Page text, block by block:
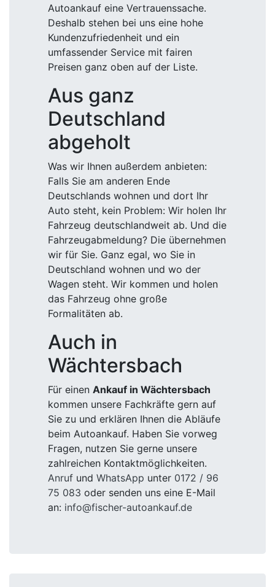
Autoankauf eine Vertrauenssache.
Deshalb stehen bei uns eine hohe
Kundenzufriedenheit und ein
umfassender Service mit fairen
Preisen ganz oben auf der Liste.
Aus ganz
Deutschland
abgeholt
Was wir Ihnen außerdem anbieten:
Falls Sie am anderen Ende
Deutschlands wohnen und dort Ihr
Auto steht, kein Problem: Wir holen Ihr
Fahrzeug deutschlandweit ab. Und die
Fahrzeugabmeldung? Die übernehmen
wir für Sie. Ganz egal, wo Sie in
Deutschland wohnen und wo der
Wagen steht. Wir kommen und holen
das Fahrzeug ohne große
Formalitäten ab.
Auch in
Wächtersbach
Für einen Ankauf in Wächtersbach
kommen unsere Fachkräfte gern auf
Sie zu und erklären Ihnen die Abläufe
beim Autoankauf. Haben Sie vorweg
Fragen, nutzen Sie gerne unsere
zahlreichen Kontaktmöglichkeiten.
Anruf und WhatsApp unter 0172 / 96
75 083 oder senden uns eine E-Mail
an: info@fischer-autoankauf.de